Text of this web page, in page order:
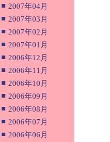
■ 2007年04月
■ 2007年03月
■ 2007年02月
■ 2007年01月
■ 2006年12月
■ 2006年11月
■ 2006年10月
■ 2006年09月
■ 2006年08月
■ 2006年07月
■ 2006年06月